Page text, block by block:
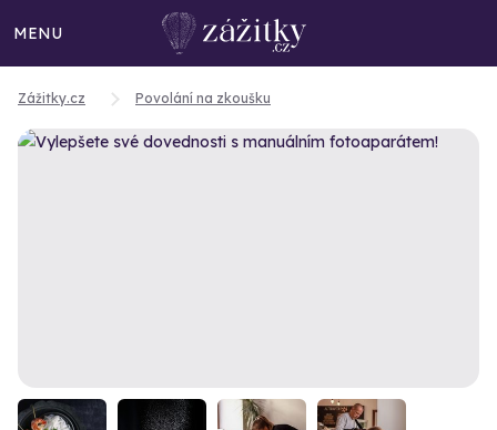
MENU
Zážitky.cz Povolání na zkoušku